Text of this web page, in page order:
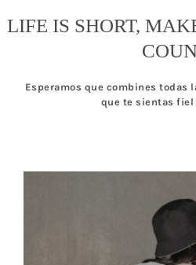
LIFE IS SHORT,
Esperamos que combines todas
que te sientas